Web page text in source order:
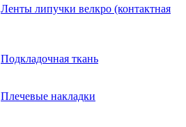
Ленты липучки велкро (контактная
Подкладочная ткань
Плечевые накладки